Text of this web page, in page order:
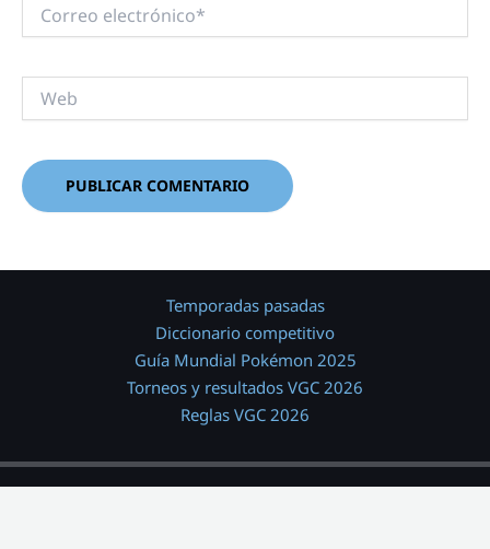
electrónico*
Temporadas pasadas
Diccionario competitivo
Guía Mundial Pokémon 2025
Torneos y resultados VGC 2026
Reglas VGC 2026